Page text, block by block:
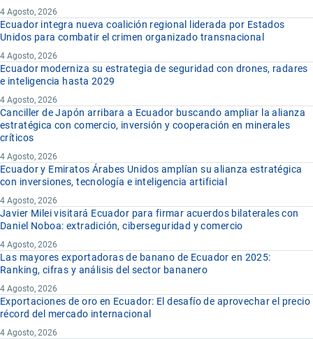
4 Agosto, 2026
Ecuador integra nueva coalición regional liderada por Estados
Unidos para combatir el crimen organizado transnacional
4 Agosto, 2026
Ecuador moderniza su estrategia de seguridad con drones, radares
e inteligencia hasta 2029
4 Agosto, 2026
Canciller de Japón arribara a Ecuador buscando ampliar la alianza
estratégica con comercio, inversión y cooperación en minerales
críticos
4 Agosto, 2026
Ecuador y Emiratos Árabes Unidos amplían su alianza estratégica
con inversiones, tecnología e inteligencia artificial
4 Agosto, 2026
Javier Milei visitará Ecuador para firmar acuerdos bilaterales con
Daniel Noboa: extradición, ciberseguridad y comercio
4 Agosto, 2026
Las mayores exportadoras de banano de Ecuador en 2025:
Ranking, cifras y análisis del sector bananero
4 Agosto, 2026
Exportaciones de oro en Ecuador: El desafío de aprovechar el precio
récord del mercado internacional
4 Agosto, 2026